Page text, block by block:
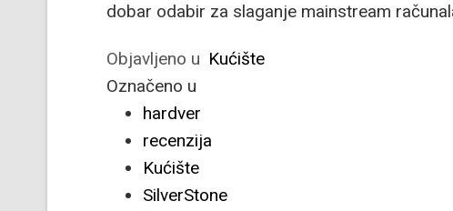
dobar odabir za slaganje mainstream
Objavljeno u Kućište
Označeno u
hardver
recenzija
Kućište
SilverStone